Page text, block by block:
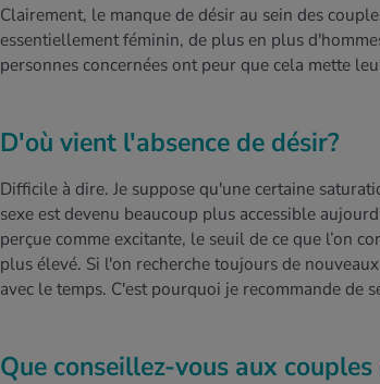
Clairement, le manque de désir au sein des
essentiellement féminin, de plus en plus
personnes concernées ont peur que cela mette
D'où vient l'absence de désir?
Difficile à dire. Je suppose qu'une certaine
sexe est devenu beaucoup plus accessible
perçue comme excitante, le seuil de ce que l’on
plus élevé. Si l'on recherche toujours de
avec le temps. C'est pourquoi je recommande de
Que conseillez-vous aux